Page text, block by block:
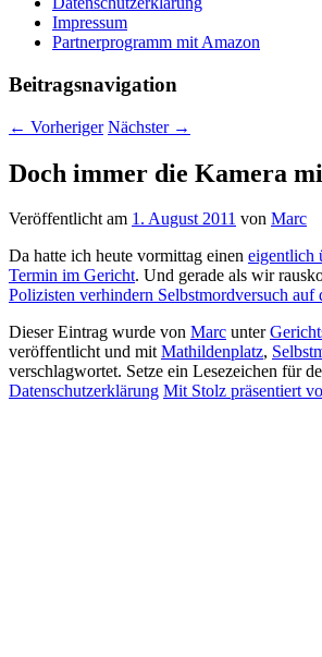
Impressum
Partnerprogramm mit Amazon
Beitragsnavigation
← Vorheriger Nächster →
Doch immer die Kamera
Veröffentlicht am 1. August 2011 von Marc
Da hatte ich heute vormittag einen eigentlich
Termin im Gericht. Und gerade als wir
Polizisten verhindern Selbstmordversuch auf
Dieser Eintrag wurde von Marc unter
veröffentlicht und mitMathildenplatz,
verschlagwortet. Setze ein Lesezeichen für
Datenschutzerklärung Mit Stolz präsentiert